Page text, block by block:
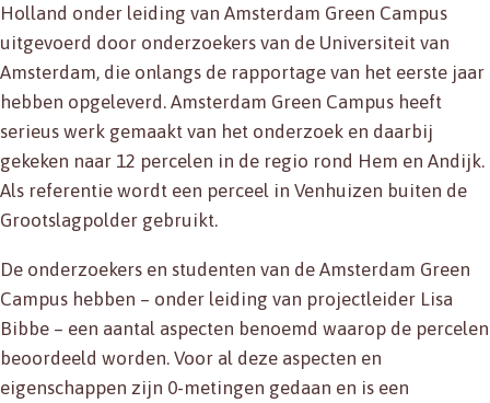
Holland onder leiding van Amsterdam Green Campus
uitgevoerd door onderzoekers van de Universiteit van
Amsterdam, die onlangs de rapportage van het eerste jaar
hebben opgeleverd. Amsterdam Green Campus heeft
serieus werk gemaakt van het onderzoek en daarbij
gekeken naar 12 percelen in de regio rond Hem en Andijk.
Als referentie wordt een perceel in Venhuizen buiten de
Grootslagpolder gebruikt.
De onderzoekers en studenten van de Amsterdam Green
Campus hebben – onder leiding van projectleider Lisa
Bibbe – een aantal aspecten benoemd waarop de percelen
beoordeeld worden. Voor al deze aspecten en
eigenschappen zijn 0-metingen gedaan en is een